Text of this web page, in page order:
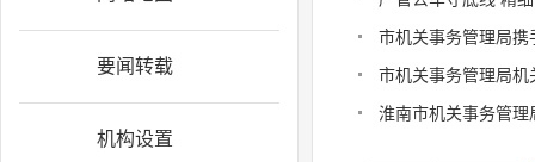
要闻转载
机构设置
市机关事务管理局
市机关事务管理局
淮南市机关事务管